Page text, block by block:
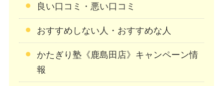
良い口コミ・悪い口コミ
おすすめしない人・おすすめな人
かたぎり塾《鹿島田店》キャンペーン情
報